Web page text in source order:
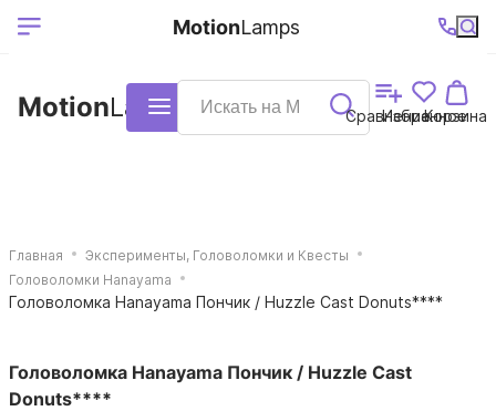
Ваш регион
Выберите ваш
+7 (495)740-
38-68
График
работы
MotionLamps Каталог Сравнение
Избранное
Корзина
MotionLamps
Главная
Эксперименты, Головоломки и Квесты
Головоломки Hanayama
Головоломка Hanayama Пончик / Huzzle Cast Donuts****
Головоломка Hanayama Пончик / Huzzle Cast
Donuts****